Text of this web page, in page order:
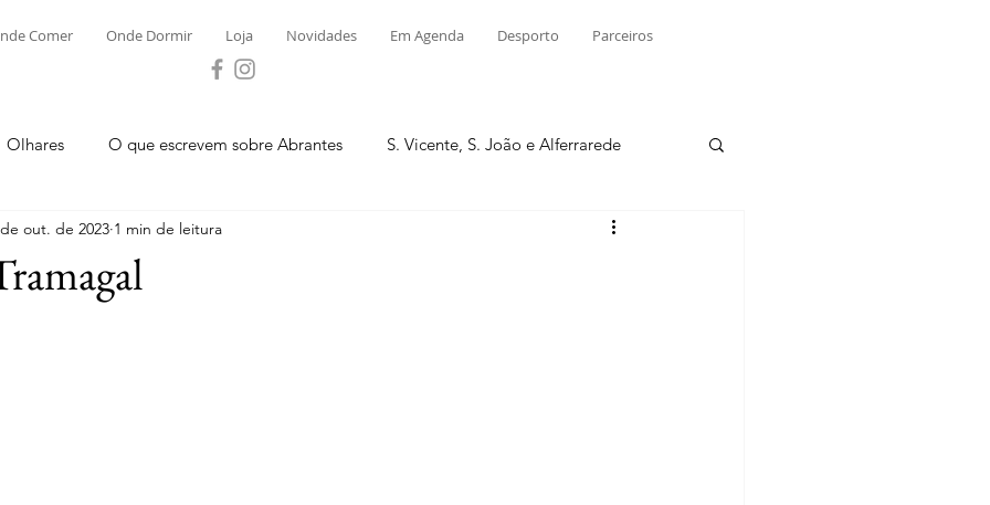
Comer Onde Dormir Loja Novidades Em Agenda Desporto Parceiros
Olhares O que escrevem sobre Abrantes S. Vicente, S. João e Alferrarede
e Concavada Bemposta
out. de 2023 1 min de leitura